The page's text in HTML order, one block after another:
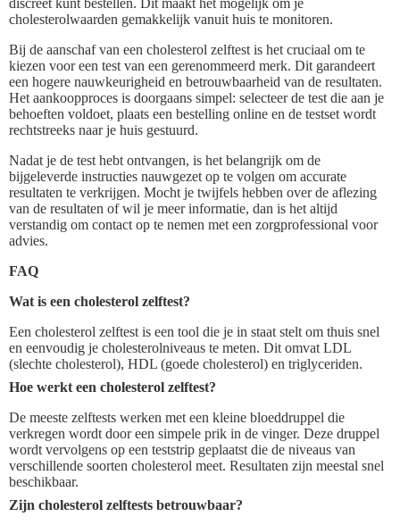
discreet kunt bestellen. Dit maakt het mogelijk om je
cholesterolwaarden gemakkelijk vanuit huis te monitoren.
Bij de aanschaf van een cholesterol zelftest is het cruciaal om te
kiezen voor een test van een gerenommeerd merk. Dit garandeert
een hogere nauwkeurigheid en betrouwbaarheid van de resultaten.
Het aankoopproces is doorgaans simpel: selecteer de test die aan je
behoeften voldoet, plaats een bestelling online en de testset wordt
rechtstreeks naar je huis gestuurd.
Nadat je de test hebt ontvangen, is het belangrijk om de
bijgeleverde instructies nauwgezet op te volgen om accurate
resultaten te verkrijgen. Mocht je twijfels hebben over de aflezing
van de resultaten of wil je meer informatie, dan is het altijd
verstandig om contact op te nemen met een zorgprofessional voor
advies.
FAQ
Wat is een cholesterol zelftest?
Een cholesterol zelftest is een tool die je in staat stelt om thuis snel
en eenvoudig je cholesterolniveaus te meten. Dit omvat LDL
(slechte cholesterol), HDL (goede cholesterol) en triglyceriden.
Hoe werkt een cholesterol zelftest?
De meeste zelftests werken met een kleine bloeddruppel die
verkregen wordt door een simpele prik in de vinger. Deze druppel
wordt vervolgens op een teststrip geplaatst die de niveaus van
verschillende soorten cholesterol meet. Resultaten zijn meestal snel
beschikbaar.
Zijn cholesterol zelftests betrouwbaar?